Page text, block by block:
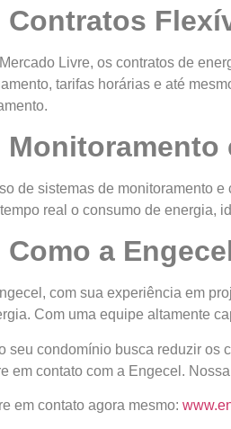
Contratos
Livre, os contratos de
tarifas horárias e até
Monitoramento
de sistemas de monitoramento
real o consumo de energia,
Como a
com sua experiência em
Com uma equipe altamente
seu condomínio busca reduzir os
em contato com a Engecel.
em contato agora mesmo: